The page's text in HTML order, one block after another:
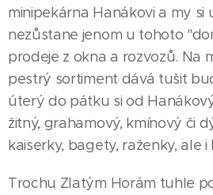
minipekárna Hanákovi a my si
nezůstane jenom u tohoto
prodeje z okna a rozvozů. Na
pestrý sortiment dává tušit
úterý do pátku si od
žitný, grahamový, kmínový či
kaiserky, bagety, raženky, ale
Trochu Zlatým Horám tuhle